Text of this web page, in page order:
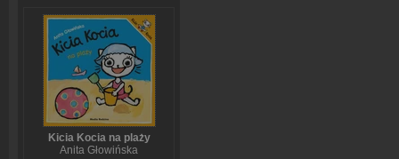
Kicia Kocia na plaży
Anita Głowińska